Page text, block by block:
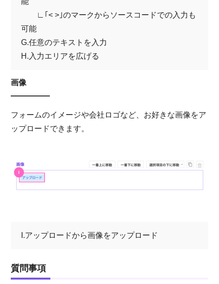
∟｢< >｣のマークからソースコードでの入力も
可能
G.任意のテキストを入力
H.入力エリアを広げる
画像
フォームのイメージや会社ロゴなど、お好きな画像をア
ップロードできます。
I.アップロードから画像をアップロード
質問事項